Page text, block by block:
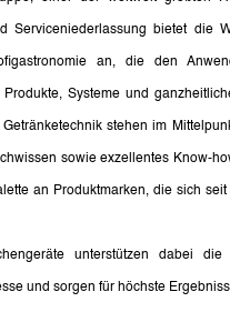
Serviceniederlassung bietet die
an, die den
Systeme und
stehen im
sowie exzellentes Know-
an Produktmarken, die sich
unterstützen dabei
und sorgen für höchste